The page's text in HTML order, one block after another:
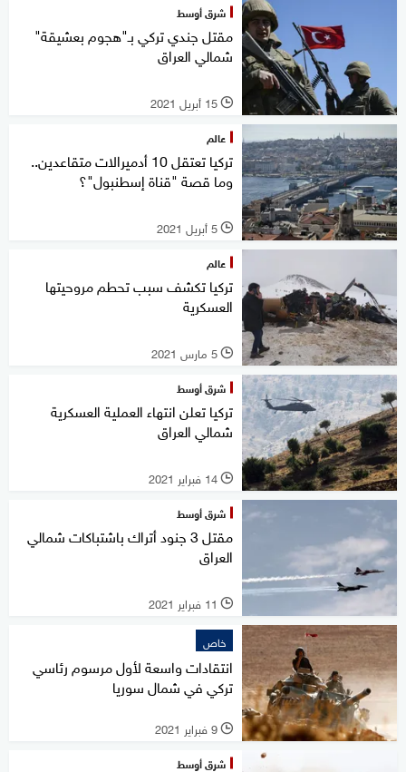
شرق أوسط
مقتل جندي تركي بـ"هجوم بعشيقة"
شمالي العراق
l 15 أبريل 2021
عالم
تركيا تعتقل 10 أدميرالات متقاعدين..
وما قصة "قناة إسطنبول"؟
l 5 أبريل 2021
عالم
تركيا تكشف سبب تحطم مروحيتها
العسكرية
l 5 مارس 2021
شرق أوسط
تركيا تعلن انتهاء العملية العسكرية
شمالي العراق
l 14 فبراير 2021
شرق أوسط
مقتل 3 جنود أتراك باشتباكات شمالي
العراق
l 11 فبراير 2021
خاص
انتقادات واسعة لأول مرسوم رئاسي
تركي في شمال سوريا
l 9 فبراير 2021
شرق أوسط